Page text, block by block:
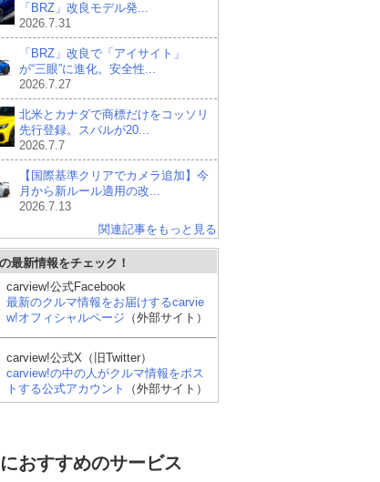
「BRZ」改良モデル発...
2026.7.31
「BRZ」改良で「アイサイト」
が“三眼”に進化。安全性...
2026.7.27
北米とカナダで商標だけをコッソリ
先行登録。スバルが20...
2026.7.7
【国際基準クリアでカメラ追加】今
月から新ルール適用の改...
2026.7.13
関連記事をもっと見る
最新情報をチェック！
carview!公式Facebook
最新のクルマ情報をお届けするcarvie
w!オフィシャルページ （外部サイト）
carview!公式X（旧Twitter）
carview!の中の人がクルマ情報をポス
トする公式アカウント
（外部サイト）
おすすめのサービス